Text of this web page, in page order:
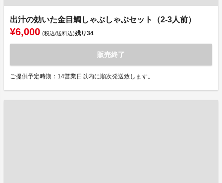
出汁の効いた金目鯛しゃぶしゃぶセット（2-3人前）
¥6,000 (税込/送料込)残り34
販売終了
ご提供予定時期：14営業日以内に順次発送致します。